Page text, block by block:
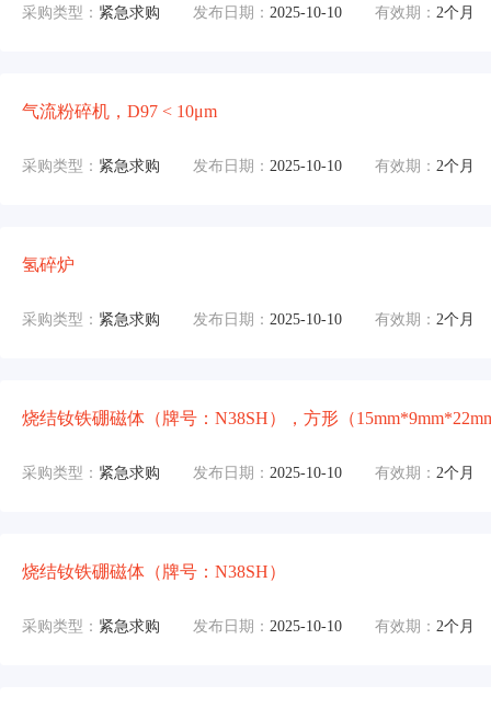
采购类型： 紧急求购 发布日期： 2025-10-10 有效期： 2个月
气流粉碎机，D97 < 10μm
采购类型： 紧急求购 发布日期： 2025-10-10 有效期： 2个月
氢碎炉
采购类型： 紧急求购 发布日期： 2025-10-10 有效期： 2个月
烧结钕铁硼磁体（牌号：N38SH），方形（
采购类型： 紧急求购 发布日期： 2025-10-10 有效期： 2个月
烧结钕铁硼磁体（牌号：N38SH）
采购类型： 紧急求购 发布日期： 2025-10-10 有效期： 2个月